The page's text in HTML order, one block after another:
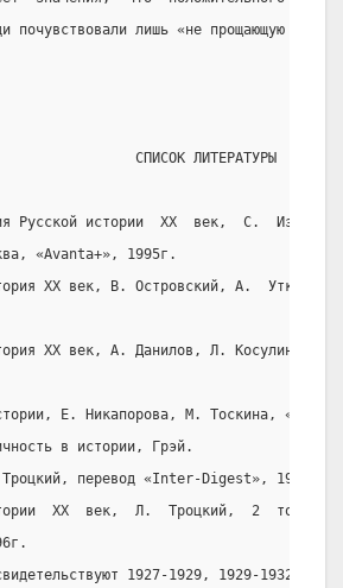
почувствовали лишь «не прощающую руку
СПИСОК ЛИТЕРАТУРЫ
Русской истории  ХХ  век,  С.
«Avanta+», 1995г.
ХХ век, В. Островский, А.  Уткин,
ХХ век, А. Данилов, Л. Косулина,
Е. Никапорова, М. Тоскина,
в истории, Грэй.
перевод «Inter-Digest», 1995г.
ХХ  век,  Л.  Троцкий,  2  тома,
1927-1929, 1929-1932,